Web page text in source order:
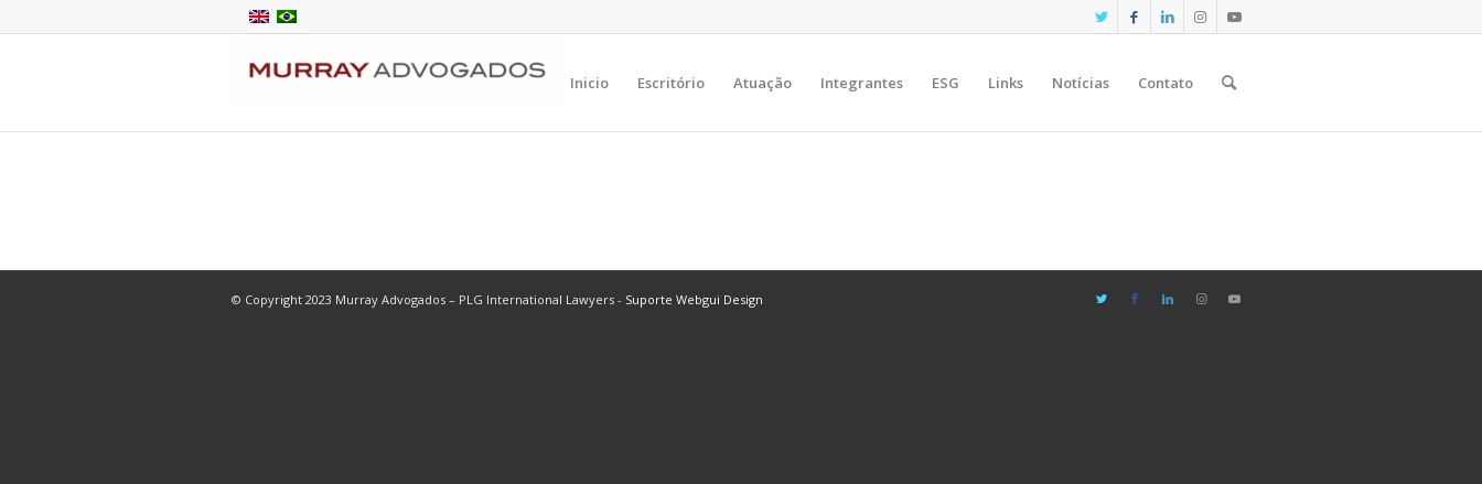
Inicio Escritório Atuação Integrantes ESG Links Notícias Contato
© Copyright 2023 Murray Advogados – PLG International Lawyers - Suporte Webgui Design